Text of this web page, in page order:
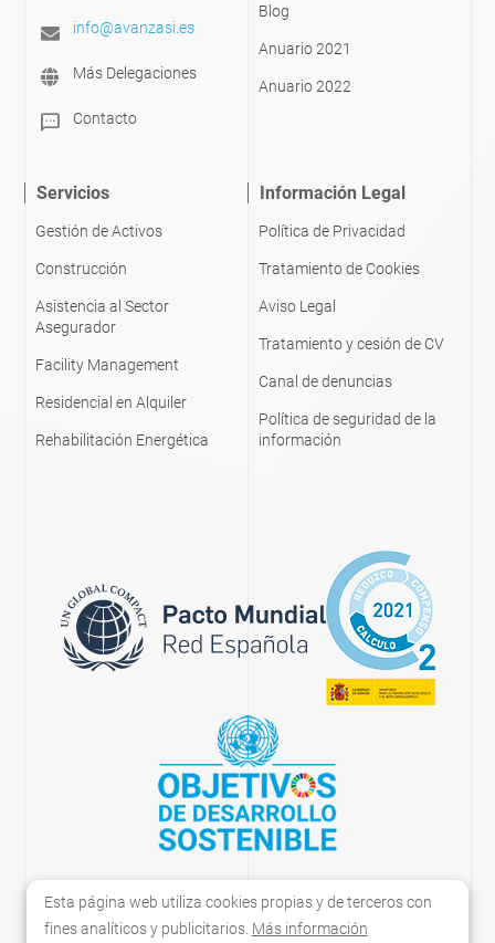
Esta página web utiliza cookies propias y de terceros con
fines analíticos y publicitarios. Más información
info@avanzasi.es
Más Delegaciones
sms Contacto
Blog
Anuario 2021
Anuario 2022
Servicios
Gestión de Activos
Construcción
Asistencia al Sector
Asegurador
Facility Management
Residencial en Alquiler
Rehabilitación Energética
Información Legal
Política de Privacidad
Tratamiento de Cookies
Aviso Legal
Tratamiento y cesión de CV
Canal de denuncias
Política de seguridad de la
información